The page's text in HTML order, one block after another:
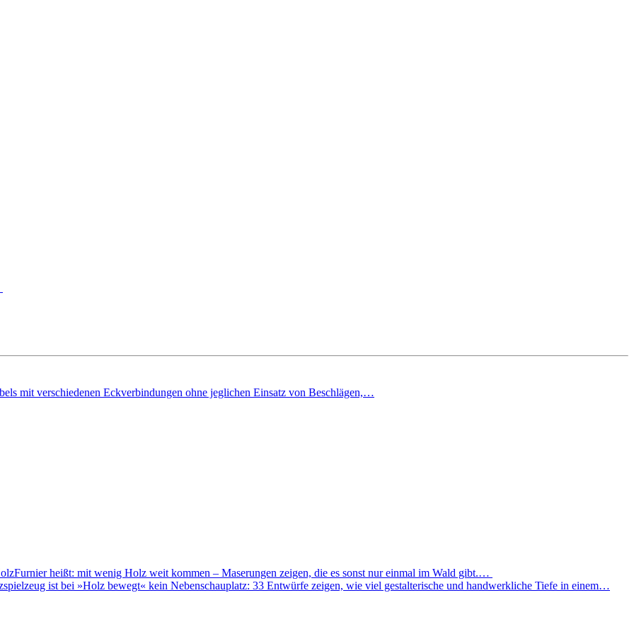
mit verschiedenen Eckverbindungen ohne jeglichen Einsatz von Beschlägen,…
Furnier heißt: mit wenig Holz weit kommen – Maserungen zeigen, die es sonst nur einmal im Wald gibt.…
ist bei »Holz bewegt« kein Nebenschauplatz: 33 Entwürfe zeigen, wie viel gestalterische und handwerkliche Tiefe in einem…